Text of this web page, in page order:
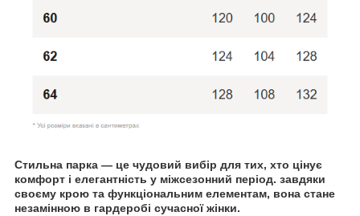
Стильна парка — це чудовий вибір для тих, хто цінує
комфорт і елегантність у міжсезонний період. завдяки
своєму крою та функціональним елементам, вона стане
незамінною в гардеробі сучасної жінки.